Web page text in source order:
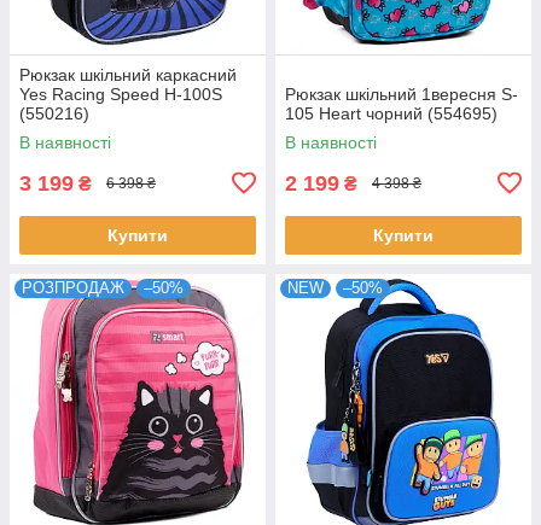
Рюкзак шкільний каркасний
Yes Racing Speed H-100S
(550216)
В наявності
3 199 ₴ 6 398 ₴
Купити
Рюкзак шкільний 1вересня S-
105 Heart чорний (554695)
В наявності
2 199 ₴ 4 398 ₴
Купити
РОЗПРОДАЖ –50% NEW –50%